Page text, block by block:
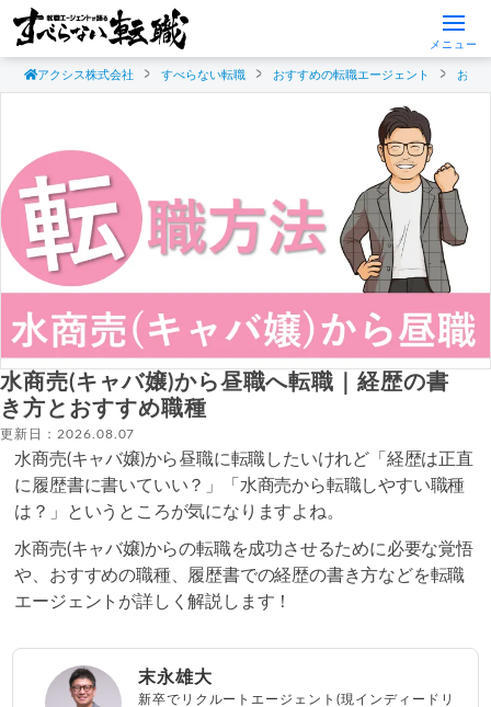
メニュー
アクシス株式会社 すべらない転職 おすすめの転職エージェント おす
水商売(キャバ嬢)から昼職へ転職｜経歴の書
き方とおすすめ職種
更新日：2026.08.07
水商売(キャバ嬢)から昼職に転職したいけれど「経歴は正直
に履歴書に書いていい？」「水商売から転職しやすい職種
は？」というところが気になりますよね。
水商売(キャバ嬢)からの転職を成功させるために必要な覚悟
や、おすすめの職種、履歴書での経歴の書き方などを転職
エージェントが詳しく解説します！
末永雄大
新卒でリクルートエージェント(現インディードリ